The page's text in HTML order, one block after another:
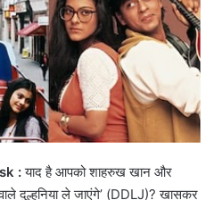
:याद है आपको शाहरुख खान और
दुल्हनिया ले जाएंगे’ (DDLJ)? खासकर